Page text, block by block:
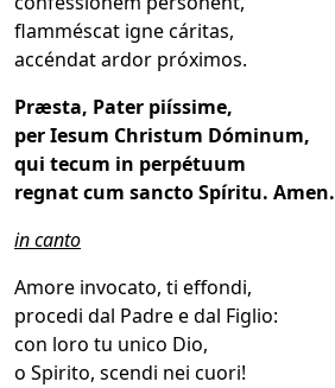
flamméscat igne cáritas,
accéndat ardor próximos.
Præsta, Pater piíssime,
per Iesum Christum Dóminum,
qui tecum in perpétuum
regnat cum sancto Spíritu. Amen.
in canto
Amore invocato, ti effondi,
procedi dal Padre e dal Figlio:
con loro tu unico Dio,
o Spirito, scendi nei cuori!